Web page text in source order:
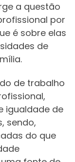
a questão
por
é sobre elas
de
de trabalho
igualdade de
sendo,
do que